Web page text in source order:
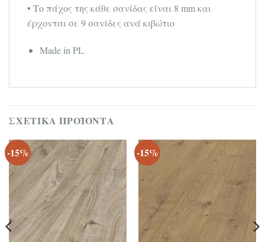
• Το πάχος της κάθε σανίδας είναι 8 mm και
έρχονται σε 9 σανίδες ανά κιβώτιο
Made in PL
ΣΧΕΤΙΚΆ ΠΡΟΪΌΝΤΑ
-15% -15%